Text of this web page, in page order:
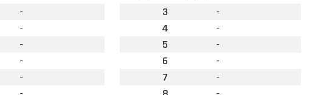
-
-
-
-
-
3
-
4
-
5
-
6
-
7
-